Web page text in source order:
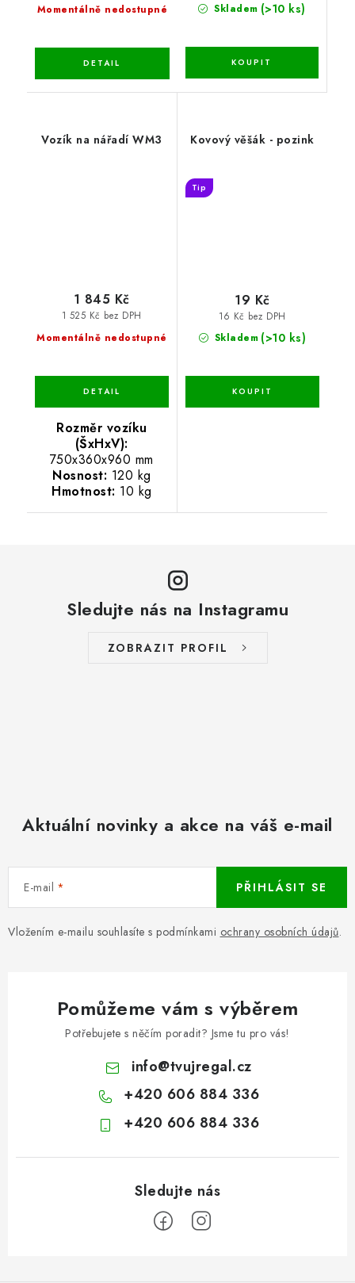
Momentálně nedostupné Skladem (>10 ks)
Vozík na nářadí WM3
Momentálně nedostupné
1 525 Kč bez DPH
1 845 Kč
Rozměr vozíku
(ŠxHxV):
750x360x960 mm
Nosnost: 120 kg
Hmotnost: 10 kg
Kovový věšák - pozink
Tip
Skladem (>10 ks)
16 Kč bez DPH
19 Kč
Sledujte nás na Instagramu
ZOBRAZIT PROFIL
Aktuální novinky a akce na váš e-mail
E-mail
Vložením e-mailu souhlasíte s podmínkami ochrany osobních údajů.
PŘIHLÁSIT SE
Pomůžeme vám s výběrem
Potřebujete s něčím poradit? Jsme tu pro vás!
info@tvujregal.cz
+420 606 884 336
+420 606 884 336